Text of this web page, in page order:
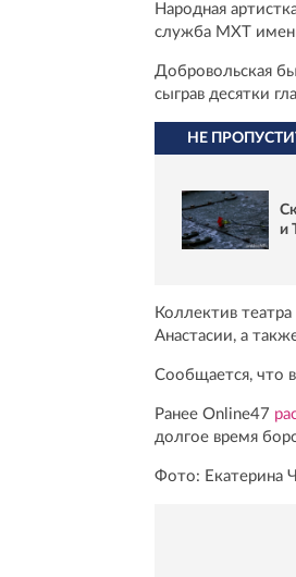
Народная
служба МХТ
Добровольская
сыграв десятки
НЕ
и
Коллектив
Анастасии, а
Сообщается, что
Ранее Online47
долгое время
Фото: Екатерина